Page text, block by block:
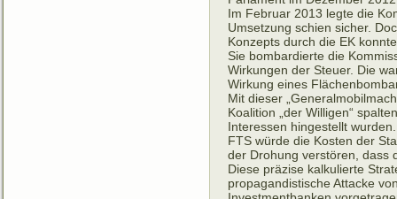
Im Februar 2013 legte die
Umsetzung schien sicher.
Konzepts durch die EK
Sie bombardierte die
Wirkungen der Steuer. Die
Wirkung eines
Mit dieser
Koalition „der Willigen“
Interessen hingestellt
FTS würde die Kosten der
der Drohung verstören, dass
Diese präzise kalkulierte
propagandistische Attacke